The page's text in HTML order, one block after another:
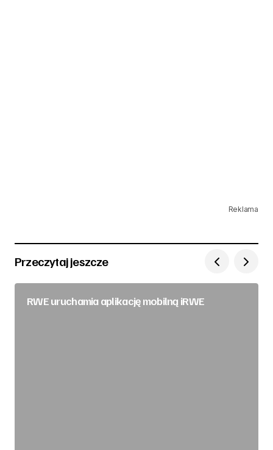
Reklama
Przeczytaj jeszcze
RWE uruchamia aplikację mobilną iRWE